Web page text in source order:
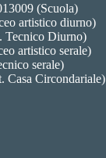
(Scuola)
artistico diurno)
Tecnico Diurno)
artistico serale)
serale)
Casa Circondariale)